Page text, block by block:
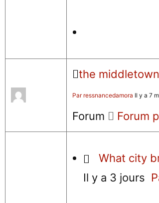
the middletown
Par ressnancedamora Il y a 7
Forum Forum
What city
Il y a 3 jours